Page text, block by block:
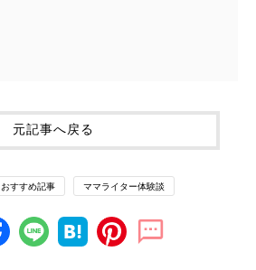
元記事へ戻る
おすすめ記事 ママライター体験談